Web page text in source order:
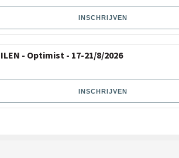
INSCHRIJVEN
- Optimist - 17-21/8/2026
INSCHRIJVEN